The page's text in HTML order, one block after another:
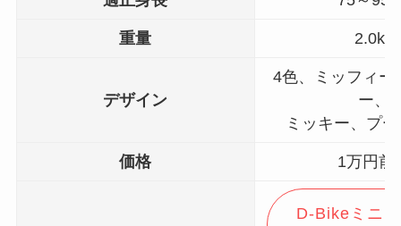
重量 2.0kg
デザイン
4色、ミッフィー
ー、
ミッキー、プ
価格 1万円前
D-Bikeミニ